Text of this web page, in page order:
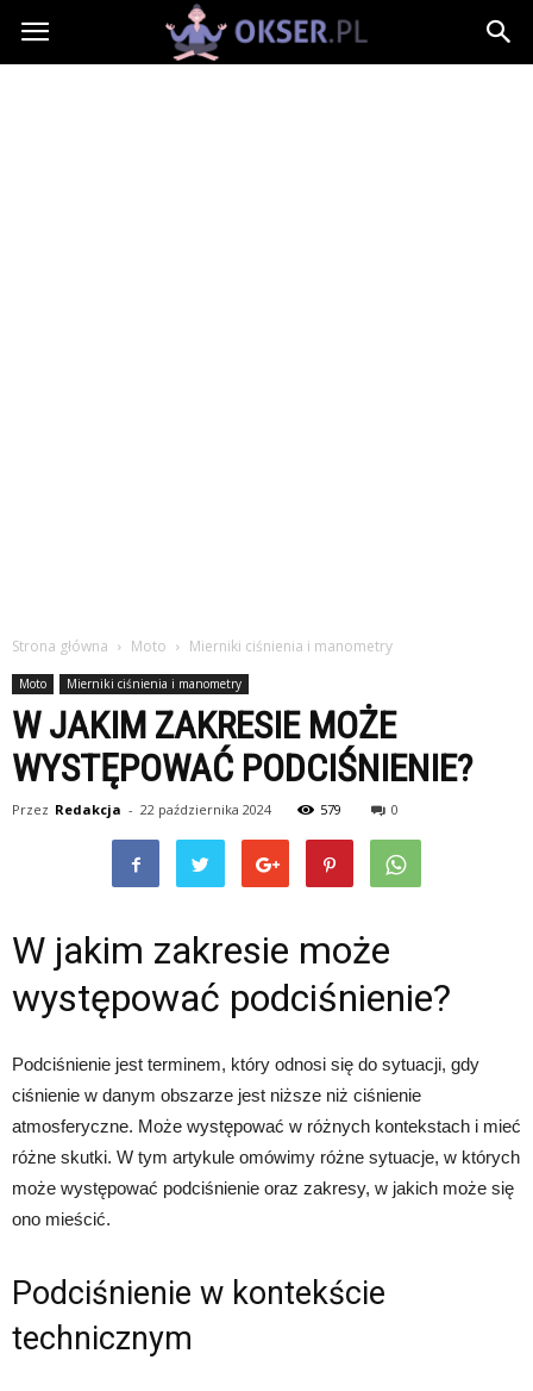
Okser.pl
Strona główna Moto Mierniki ciśnienia i manometry
Moto Mierniki ciśnienia i manometry
W JAKIM ZAKRESIE MOŻE
WYSTĘPOWAĆ PODCIŚNIENIE?
Przez Redakcja - 22 października 2024 579 0
W jakim zakresie może
występować podciśnienie?
Podciśnienie jest terminem, który odnosi się do sytuacji, gdy
ciśnienie w danym obszarze jest niższe niż ciśnienie
atmosferyczne. Może występować w różnych kontekstach i mieć
różne skutki. W tym artykule omówimy różne sytuacje, w których
może występować podciśnienie oraz zakresy, w jakich może się
ono mieścić.
Podciśnienie w kontekście
technicznym